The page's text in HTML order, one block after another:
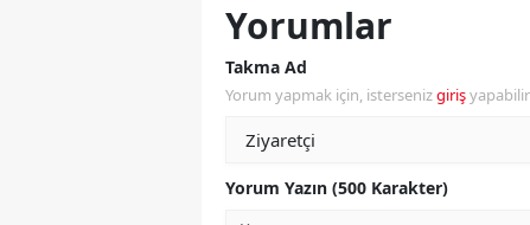
Yorumlar
Takma Ad
Yorum yapmak için, istersenizgiriş
Yorum Yazın (500 Karakter)